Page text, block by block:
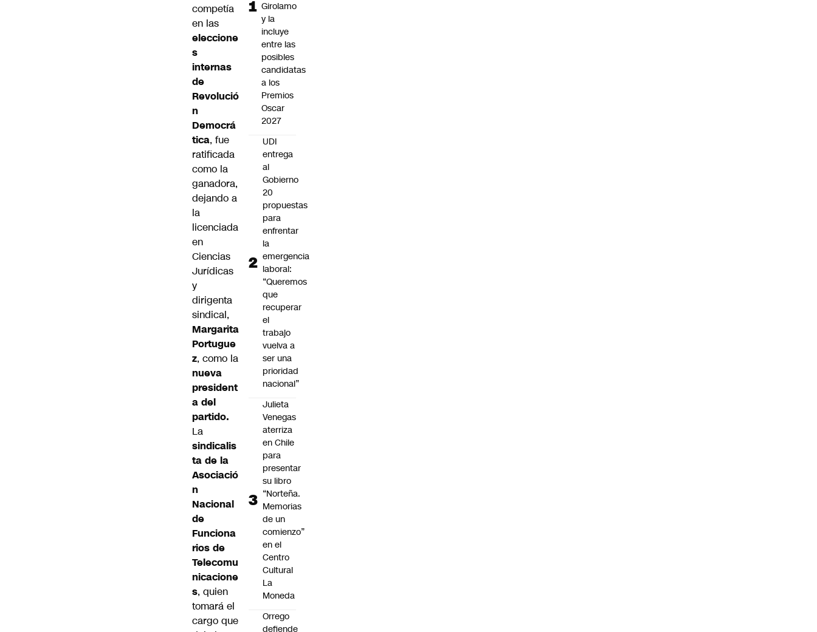
competía
en las
eleccione
s
internas
de
Revolució
n
Democrá
tica, fue
ratificada
como la
ganadora,
dejando a
la
licenciada
en
Ciencias
Jurídicas
y
dirigenta
sindical,
Margarita
Portugue
z, como la
nueva
president
a del
partido.
La
sindicalis
ta de la
Asociació
n
Nacional
de
Funciona
rios de
Telecomu
nicacione
s, quien
tomará el
cargo que
Girolamo
y la
incluye
entre las
posibles
candidatas
a los
Premios
Oscar
2027
UDI
entrega
al
Gobierno
20
propuestas
para
enfrentar
la
emergencia
laboral:
“Queremos
que
recuperar
el
trabajo
vuelva a
ser una
prioridad
nacional”
Julieta
Venegas
aterriza
en Chile
para
presentar
su libro
“Norteña.
Memorias
de un
comienzo”
en el
Centro
Cultural
La
Moneda
Orrego
defiende